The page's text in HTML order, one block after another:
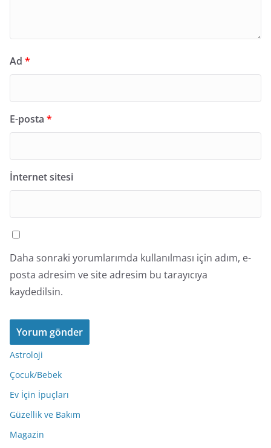
Ad *
E-posta *
İnternet sitesi
Daha sonraki yorumlarımda kullanılması için adım, e-
posta adresim ve site adresim bu tarayıcıya
kaydedilsin.
Astroloji
Çocuk/Bebek
Ev İçin İpuçları
Güzellik ve Bakım
Magazin